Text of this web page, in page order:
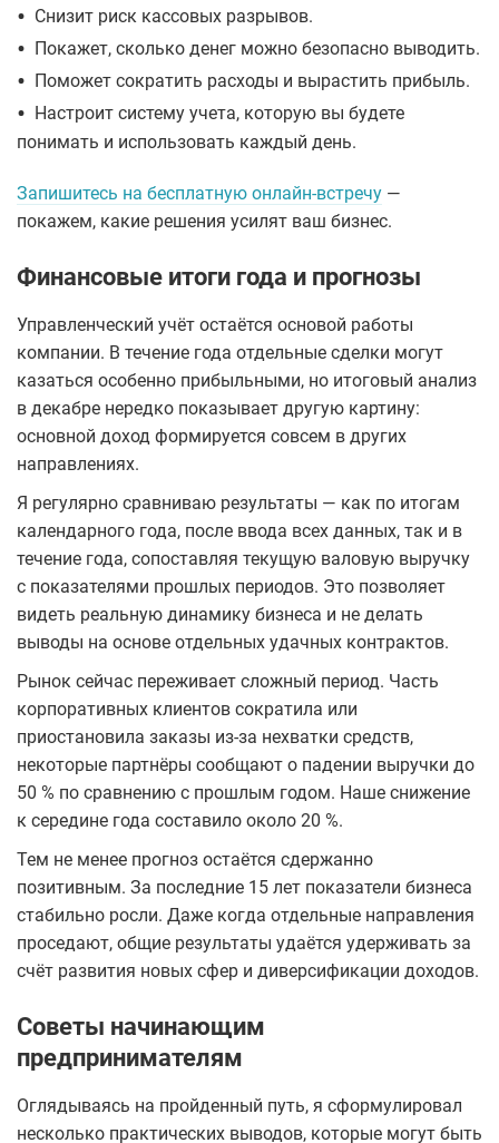
• Снизит риск кассовых разрывов.
• Покажет, сколько денег можно безопасно выводить.
• Поможет сократить расходы и вырастить прибыль.
• Настроит систему учета, которую вы будете
понимать и использовать каждый день.
Запишитесь на бесплатную онлайн-встречу —
покажем, какие решения усилят ваш бизнес.
Финансовые итоги года и прогнозы
Управленческий учёт остаётся основой работы
компании. В течение года отдельные сделки могут
казаться особенно прибыльными, но итоговый анализ
в декабре нередко показывает другую картину:
основной доход формируется совсем в других
направлениях.
Я регулярно сравниваю результаты — как по итогам
календарного года, после ввода всех данных, так и в
течение года, сопоставляя текущую валовую выручку
с показателями прошлых периодов. Это позволяет
видеть реальную динамику бизнеса и не делать
выводы на основе отдельных удачных контрактов.
Рынок сейчас переживает сложный период. Часть
корпоративных клиентов сократила или
приостановила заказы из-за нехватки средств,
некоторые партнёры сообщают о падении выручки до
50 % по сравнению с прошлым годом. Наше снижение
к середине года составило около 20 %.
Тем не менее прогноз остаётся сдержанно
позитивным. За последние 15 лет показатели бизнеса
стабильно росли. Даже когда отдельные направления
проседают, общие результаты удаётся удерживать за
счёт развития новых сфер и диверсификации доходов.
Советы начинающим
предпринимателям
Оглядываясь на пройденный путь, я сформулировал
несколько практических выводов, которые могут быть